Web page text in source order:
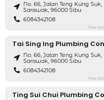
No. 66, Jalan Teng Kung
Sarawak, 96000 Sibu
6084342108
Free
Tai Sing Ing Plumbing
No. 66, Jalan Teng Kung
Sarawak, 96000 Sibu
6084342108
Free
Ting Sui Chui Plumbing